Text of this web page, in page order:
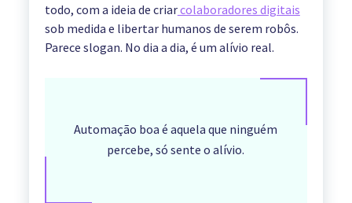
todo, com a ideia de criarcolaboradores digitais
sob medida e libertar humanos de serem robôs.
Parece slogan. No dia a dia, é um alívio real.
Automação boa é aquela que ninguém
percebe, só sente o alívio.